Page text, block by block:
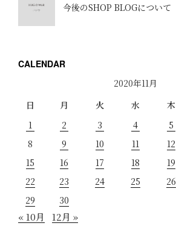
今後のSHOP BLOGについて
CALENDAR
2020年11月
日
月 火 水 木
1
2 3 4 5
8
9 10 11 12
15
16 17 18 19
22
23 24 25 26
29
30
« 10月 12月 »